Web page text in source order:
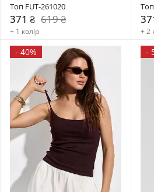
Топ FUT-261020
371 ₴ 619 ₴
+ 1 колір + 2
- 40% -